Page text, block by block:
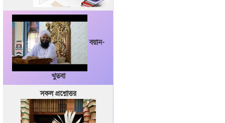
বয়ান-
খুতবা
সকল প্রশ্নোত্তর